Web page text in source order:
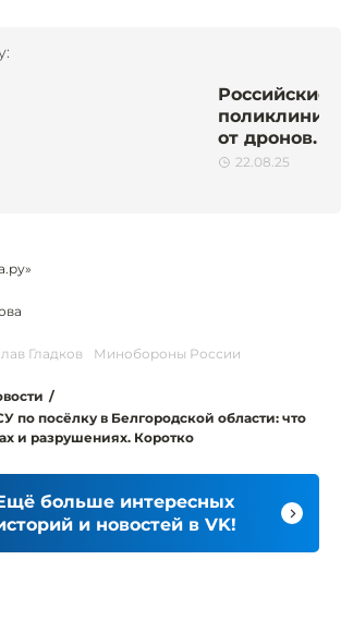
Российские
от дронов.
22.08.25
Гладков Минобороны России
/
по посёлку в Белгородской области: что
и разрушениях. Коротко
больше интересных
и новостей в VK!